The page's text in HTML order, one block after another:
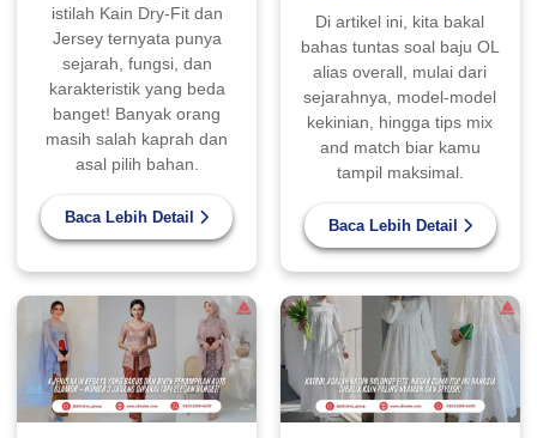
istilah Kain Dry-Fit dan
Jersey ternyata punya
sejarah, fungsi, dan
karakteristik yang beda
banget! Banyak orang
masih salah kaprah dan
asal pilih bahan.
Baca Lebih Detail
Di artikel ini, kita bakal
bahas tuntas soal baju OL
alias overall, mulai dari
sejarahnya, model-model
kekinian, hingga tips mix
and match biar kamu
tampil maksimal.
Baca Lebih Detail